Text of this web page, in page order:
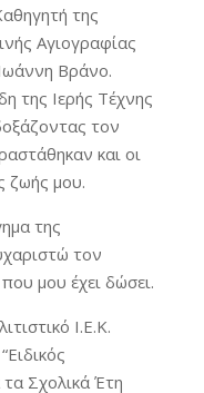
της
Αγιογραφίας
Βράνο.
της Ιερής Τέχνης
τον
και οι
ζωής μου.
της
τον
μου έχει δώσει.
Ι.Ε.Κ.
Σχολικά Έτη